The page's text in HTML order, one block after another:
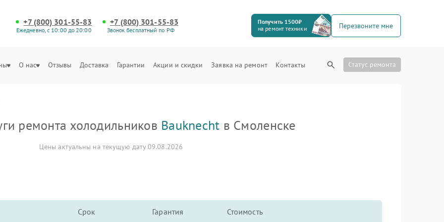
+7 (800) 301-55-83
Ежедневно, с 10:00 до 20:00
+7 (800) 301-55-83
Звонок бесплатный по РФ
Получить 1500₽
на ремонт техники
Перезвоните мне
О нас Отзывы Доставка Гарантии Акции и скидки Заявка на ремонт Контакты Статус ремонта
ремонта холодильников Bauknecht в Смоленске
Цены актуальны на текущую дату 09.08.2026
Срок Гарантия Стоимость